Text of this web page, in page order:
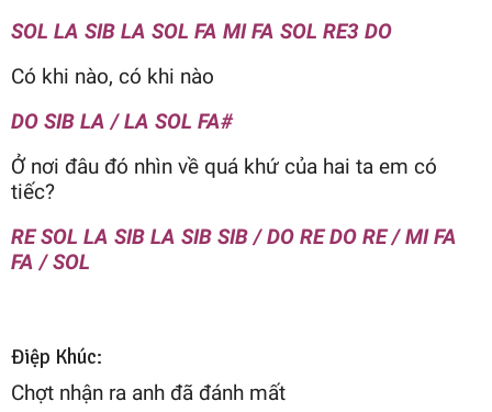
SOL LA SIB LA SOL FA MI FA SOL RE3 DO
Có khi nào, có khi nào
DO SIB LA / LA SOL FA#
Ở nơi đâu đó nhìn về quá khứ của hai ta em có
tiếc?
RE SOL LA SIB LA SIB SIB / DO RE DO RE / MI FA
FA / SOL
Điệp Khúc:
Chợt nhận ra anh đã đánh mất